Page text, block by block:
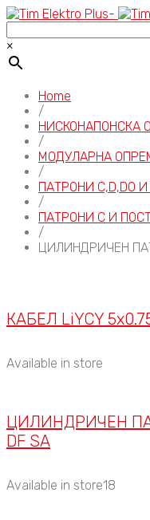
×
Home
/
НИСКОНАПОНСКА
/
МОДУЛАРНА
/
ПАТРОНИ C,D,D0
/
ПАТРОНИ C И
/
ЦИЛИНДРИЧЕН
КАБЕЛ LiYCY
Available in store
ЦИЛИНДРИЧЕН
DF SA
Available in store18